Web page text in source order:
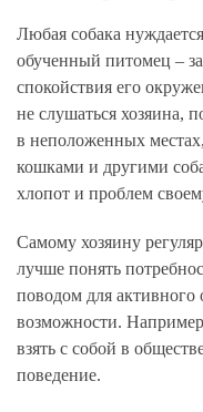
Любая собака
обученный питомец –
спокойствия его
не слушаться хозяина,
в неположенных местах,
кошками и другими
хлопот и проблем
Самому хозяину
лучше понять
поводом для
возможности.
взять с собой в
поведение.